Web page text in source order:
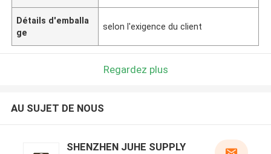
Détails d'emballa
ge
selon l'exigence du client
Regardez plus
AU SUJET DE NOUS
SHENZHEN JUHE SUPPLY